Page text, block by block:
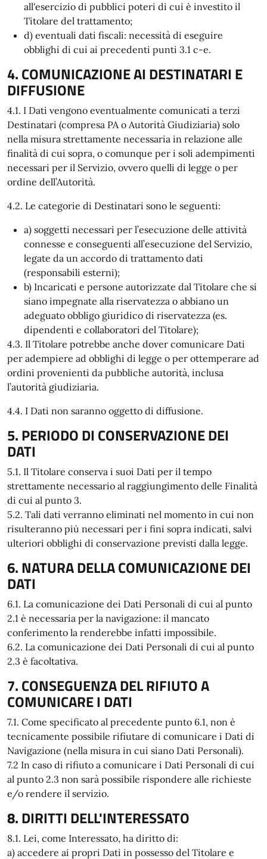
all'esercizio di pubblici poteri di cui è investito il
Titolare del trattamento;
d) eventuali dati fiscali: necessità di eseguire
obblighi di cui ai precedenti punti 3.1 c-e.
4. COMUNICAZIONE AI DESTINATARI E
DIFFUSIONE
4.1. I Dati vengono eventualmente comunicati a terzi
Destinatari (compresa PA o Autorità Giudiziaria) solo
nella misura strettamente necessaria in relazione alle
finalità di cui sopra, o comunque per i soli adempimenti
necessari per il Servizio, ovvero quelli di legge o per
ordine dell’Autorità.
4.2. Le categorie di Destinatari sono le seguenti:
a) soggetti necessari per l’esecuzione delle attività
connesse e conseguenti all’esecuzione del Servizio,
legate da un accordo di trattamento dati
(responsabili esterni);
b) Incaricati e persone autorizzate dal Titolare che si
siano impegnate alla riservatezza o abbiano un
adeguato obbligo giuridico di riservatezza (es.
dipendenti e collaboratori del Titolare);
4.3. Il Titolare potrebbe anche dover comunicare Dati
per adempiere ad obblighi di legge o per ottemperare ad
ordini provenienti da pubbliche autorità, inclusa
l’autorità giudiziaria.
4.4. I Dati non saranno oggetto di diffusione.
5. PERIODO DI CONSERVAZIONE DEI
DATI
5.1. Il Titolare conserva i suoi Dati per il tempo
strettamente necessario al raggiungimento delle Finalità
di cui al punto 3.
5.2. Tali dati verranno eliminati nel momento in cui non
risulteranno più necessari per i fini sopra indicati, salvi
ulteriori obblighi di conservazione previsti dalla legge.
6. NATURA DELLA COMUNICAZIONE DEI
DATI
6.1. La comunicazione dei Dati Personali di cui al punto
2.1 è necessaria per la navigazione: il mancato
conferimento la renderebbe infatti impossibile.
6.2. La comunicazione dei Dati Personali di cui al punto
2.3 è facoltativa.
7. CONSEGUENZA DEL RIFIUTO A
COMUNICARE I DATI
7.1. Come specificato al precedente punto 6.1, non è
tecnicamente possibile rifiutare di comunicare i Dati di
Navigazione (nella misura in cui siano Dati Personali).
7.2 In caso di rifiuto a comunicare i Dati Personali di cui
al punto 2.3 non sarà possibile rispondere alle richieste
e/o rendere il servizio.
8. DIRITTI DELL'INTERESSATO
8.1. Lei, come Interessato, ha diritto di:
a) accedere ai propri Dati in possesso del Titolare e